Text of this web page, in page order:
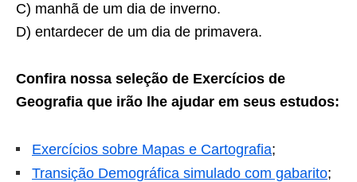
C) manhã de um dia de inverno.
D) entardecer de um dia de primavera.
Confira nossa seleção de Exercícios de
Geografia que irão lhe ajudar em seus estudos:
Exercícios sobre Mapas e Cartografia;
Transição Demográfica simulado com gabarito;